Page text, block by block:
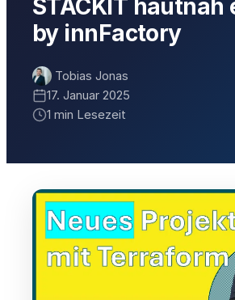
STACKIT hautnah
by innFactory
Tobias Jonas
17. Januar 2025
1 min Lesezeit